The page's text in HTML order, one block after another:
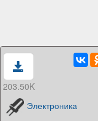
203.50K
Электроника